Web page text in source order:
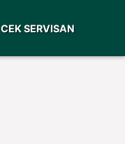
CEK SERVISAN